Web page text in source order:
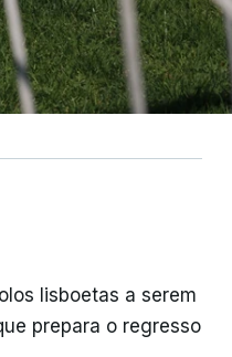
lisboetas a serem
prepara o regresso